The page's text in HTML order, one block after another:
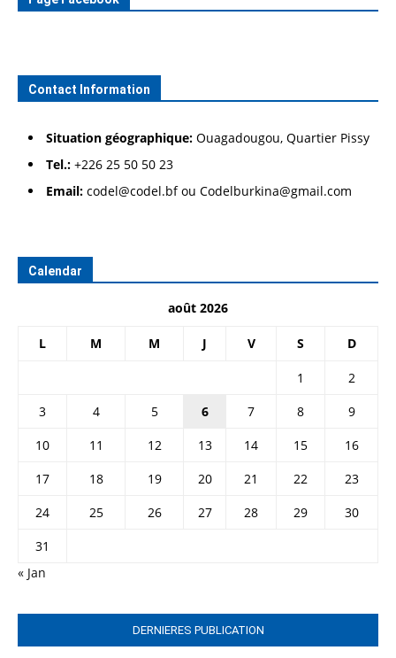
Contact Information
Situation géographique: Ouagadougou, Quartier Pissy
Tel.: +226 25 50 50 23
Email: codel@codel.bf ou Codelburkina@gmail.com
Calendar
août 2026
L M M J V S D
1
2
3
4 5 6 7 8
9
10
11 12 13 14 15
16
17
18 19 20 21 22
23
24
25 26 27 28 29
30
31
« Jan
DERNIERES PUBLICATION